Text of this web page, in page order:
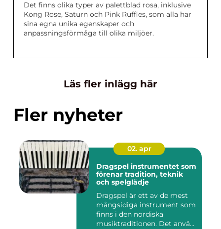
Det finns olika typer av palettblad rosa, inklusive
Kong Rose, Saturn och Pink Ruffles, som alla har
sina egna unika egenskaper och
anpassningsförmåga till olika miljöer.
Läs fler inlägg här
Fler nyheter
02. apr
Dragspel instrumentet som
förenar tradition, teknik
och spelglädje
Dragspel är ett av de mest
mångsidiga instrument som
finns i den nordiska
musiktraditionen. Det anvä...